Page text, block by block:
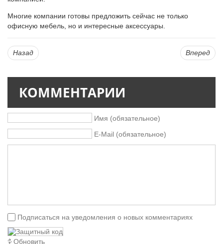
Многие компании готовы предложить сейчас не только
офисную мебель, но и интересные аксессуары.
Назад Вперед
КОММЕНТАРИИ
Имя (обязательное)
E-Mail (обязательное)
Подписаться на уведомления о новых комментариях
Обновить